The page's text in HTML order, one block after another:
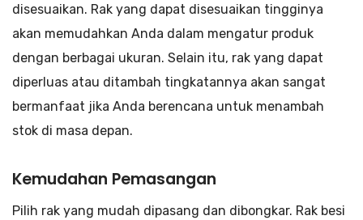
disesuaikan. Rak yang dapat disesuaikan tingginya
akan memudahkan Anda dalam mengatur produk
dengan berbagai ukuran. Selain itu, rak yang dapat
diperluas atau ditambah tingkatannya akan sangat
bermanfaat jika Anda berencana untuk menambah
stok di masa depan.
Kemudahan Pemasangan
Pilih rak yang mudah dipasang dan dibongkar. Rak besi